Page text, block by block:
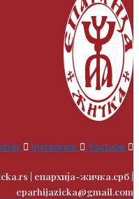
Instagram Youtube
| епархија-жичка.срб |
eparhijazicka@gmail.com